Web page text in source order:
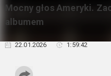
Mocny głos Ameryki.
albumem
22.01.2026 1:59:42